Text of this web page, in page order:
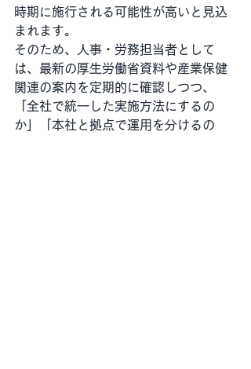
時期に施行される可能性が高いと見込
まれます。
そのため、人事・労務担当者として
は、最新の厚生労働省資料や産業保健
関連の案内を定期的に確認しつつ、
「全社で統一した実施方法にするの
か」「本社と拠点で運用を分けるの